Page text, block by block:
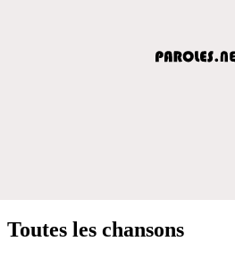
Toutes les chansons